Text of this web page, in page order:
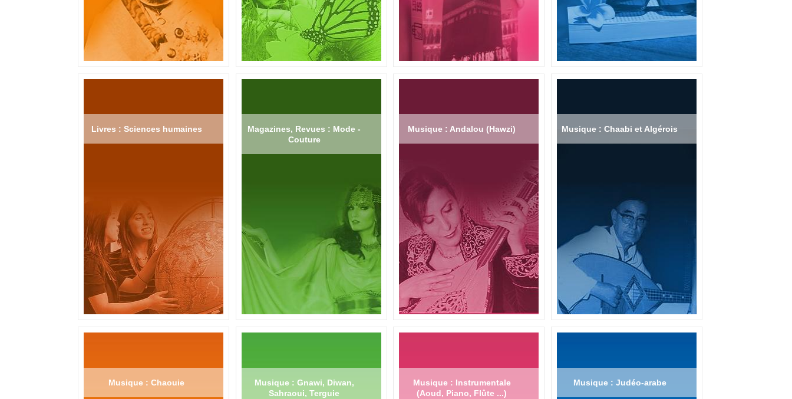
Livres : Sciences humaines
Magazines, Revues : Mode -
Couture
Musique : Andalou (Hawzi) Musique : Chaabi et Algérois
Musique : Chaouie
Musique : Gnawi, Diwan,
Sahraoui, Terguie
Musique : Instrumentale
(Aoud, Piano, Flûte ...)
Musique : Judéo-arabe